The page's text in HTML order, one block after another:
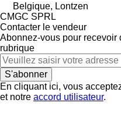
Belgique, Lontzen
CMGC SPRL
Contacter le vendeur
Abonnez-vous pour
rubrique
S'abonner
En cliquant ici, vous
et notre accord utilisateur.